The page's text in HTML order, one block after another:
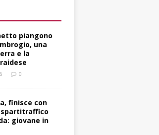
piangono
una
e la
0
finisce con
spartitraffico
giovane in